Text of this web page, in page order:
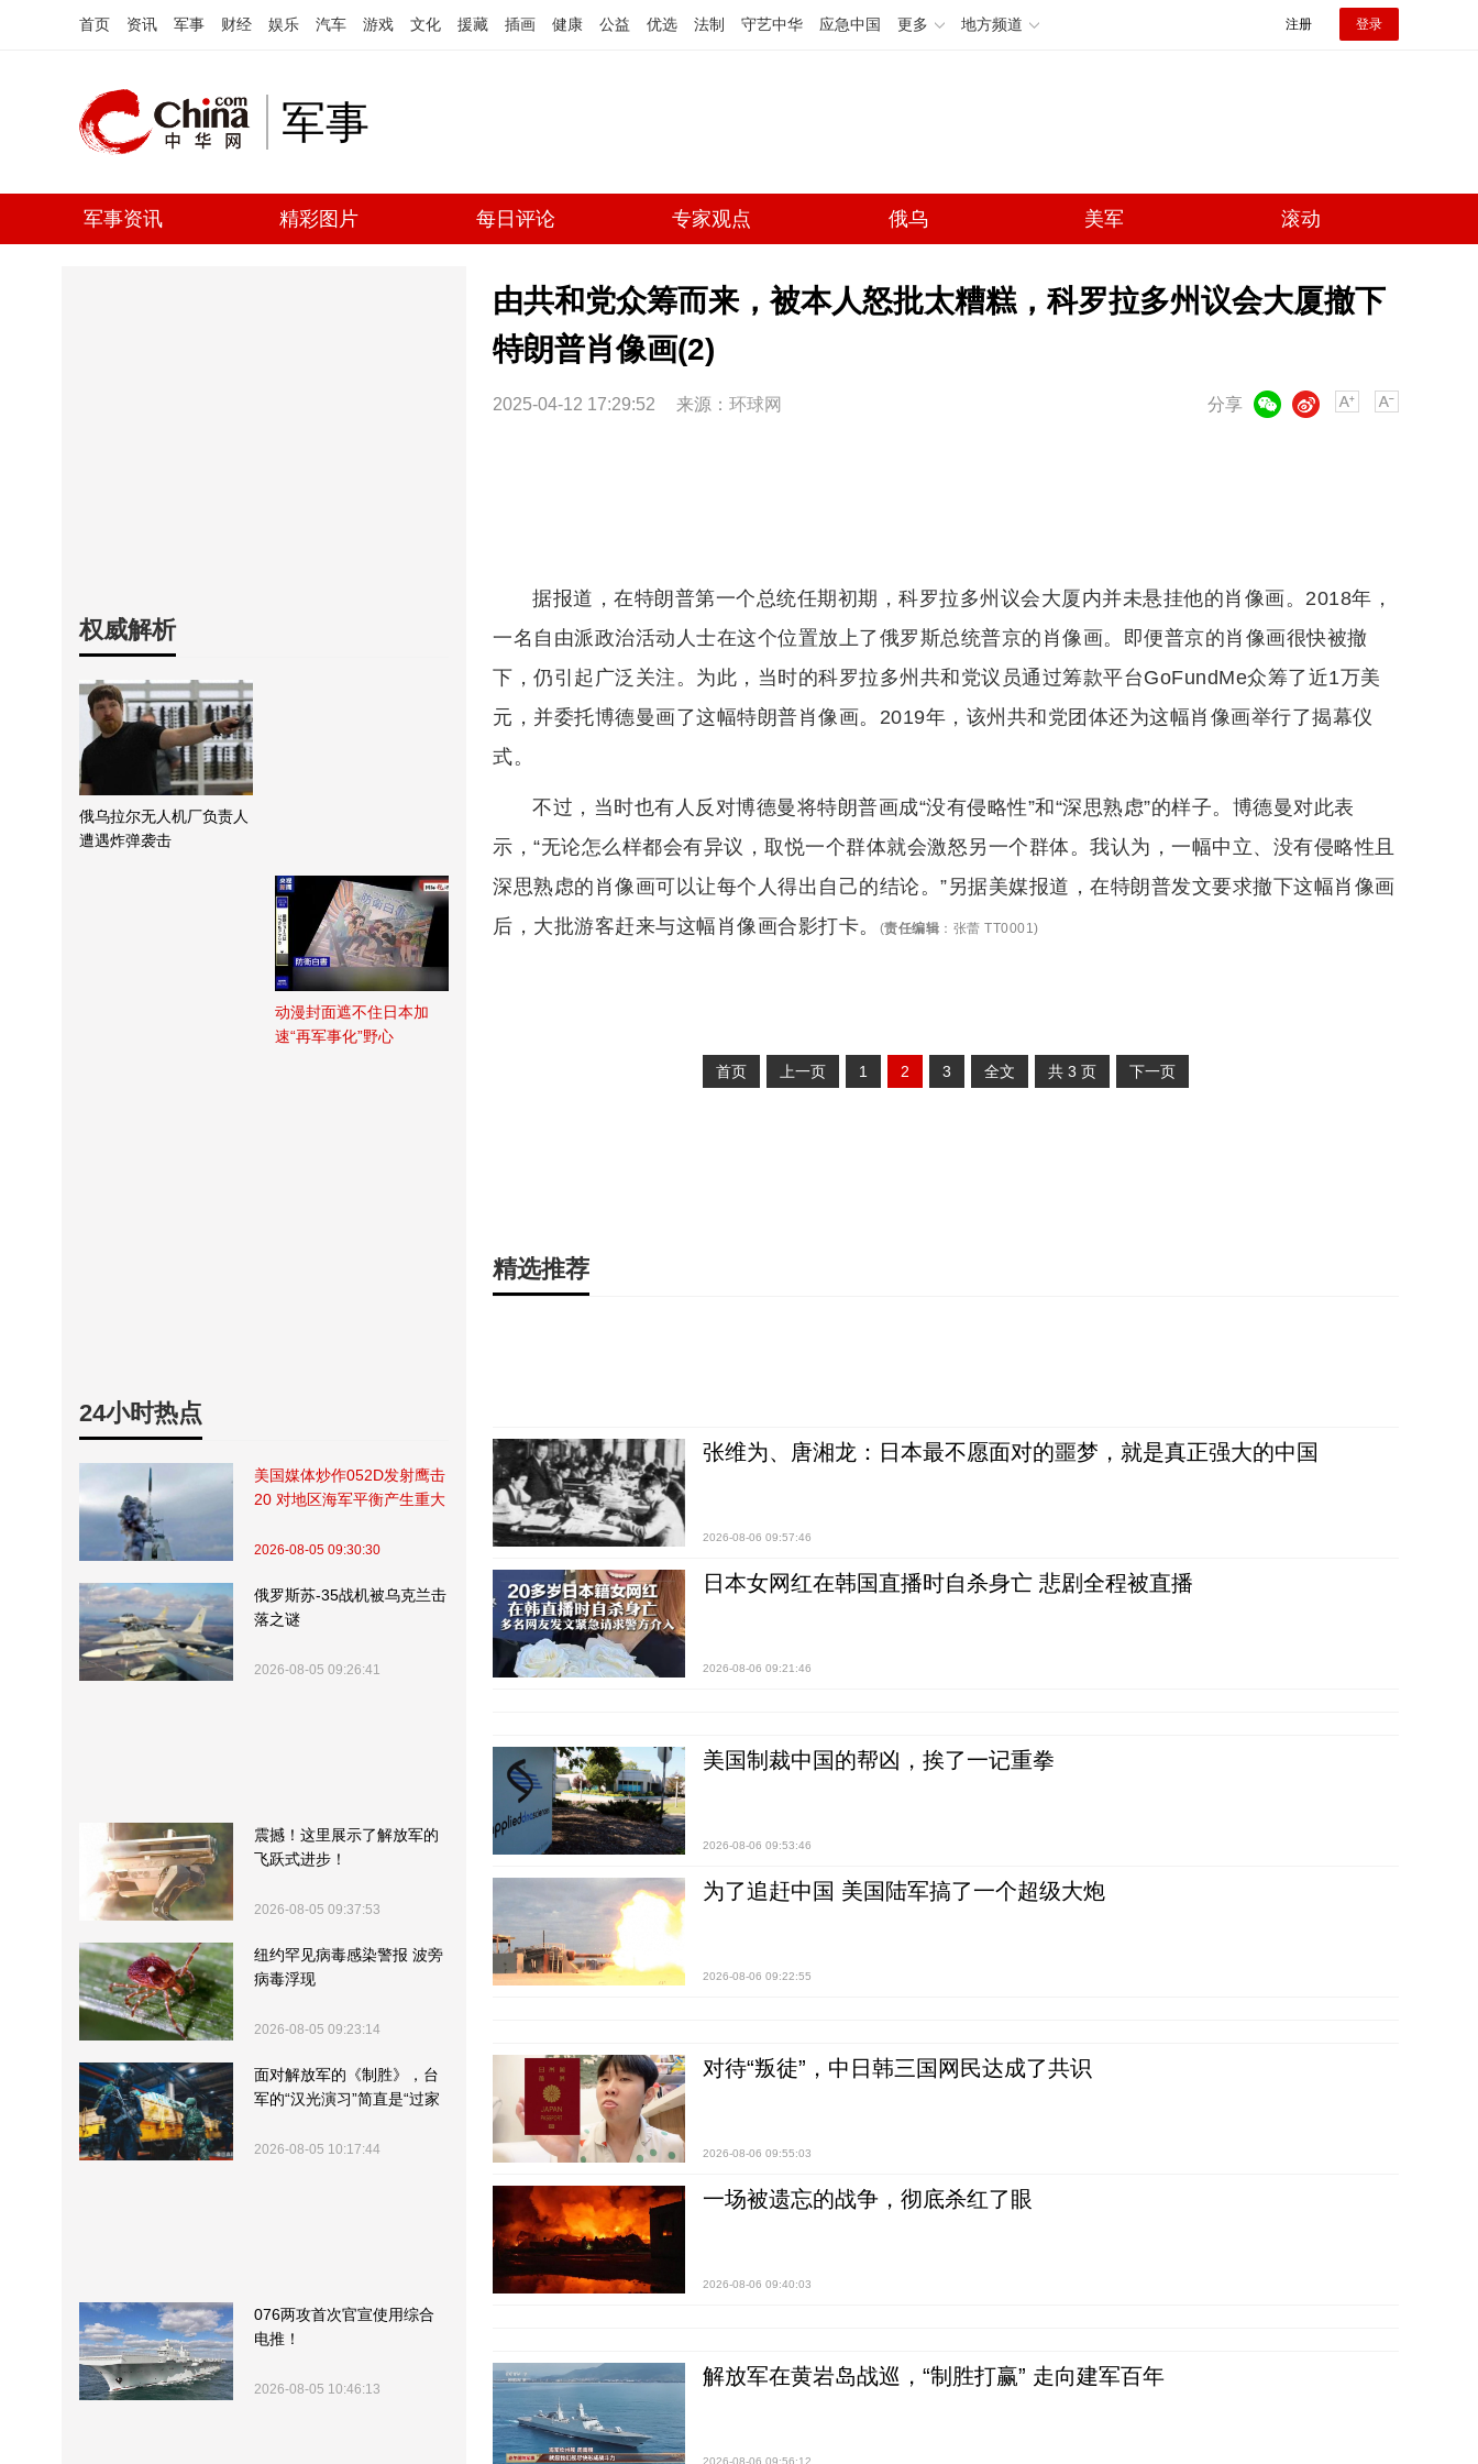
首页 资讯 军事 财经 娱乐 汽车 游戏 文化 援藏 插画 健康 公益 优选 法制 守艺中华 应急中国 更多 地方频道 注册 登录
军事
军事资讯 精彩图片 每日评论 专家观点 俄乌 美军 滚动
权威解析
俄乌拉尔无人机厂负责人
遭遇炸弹袭击
动漫封面遮不住日本加
速“再军事化”野心
24小时热点
美国媒体炒作052D发射鹰击
20 对地区海军平衡产生重大
2026-08-05 09:30:30
俄罗斯苏-35战机被乌克兰击
落之谜
2026-08-05 09:26:41
震撼！这里展示了解放军的
飞跃式进步！
2026-08-05 09:37:53
纽约罕见病毒感染警报 波旁
病毒浮现
2026-08-05 09:23:14
面对解放军的《制胜》，台
军的“汉光演习”简直是“过家
2026-08-05 10:17:44
076两攻首次官宣使用综合
电推！
2026-08-05 10:46:13
由共和党众筹而来，被本人怒批太糟糕，科罗拉多州议会大厦撤下
特朗普肖像画(2)
2025-04-12 17:29:52 来源： 环球网 分享
微博
据报道，在特朗普第一个总统任期初期，科罗拉多州议会大厦内并未悬挂他的肖像画。2018年，
一名自由派政治活动人士在这个位置放上了俄罗斯总统普京的肖像画。即便普京的肖像画很快被撤
下，仍引起广泛关注。为此，当时的科罗拉多州共和党议员通过筹款平台GoFundMe众筹了近1万美
元，并委托博德曼画了这幅特朗普肖像画。2019年，该州共和党团体还为这幅肖像画举行了揭幕仪
式。
不过，当时也有人反对博德曼将特朗普画成“没有侵略性”和“深思熟虑”的样子。博德曼对此表
示，“无论怎么样都会有异议，取悦一个群体就会激怒另一个群体。我认为，一幅中立、没有侵略性且
深思熟虑的肖像画可以让每个人得出自己的结论。”另据美媒报道，在特朗普发文要求撤下这幅肖像画
后，大批游客赶来与这幅肖像画合影打卡。
(责任编辑 ： 张蕾 TT0001)
首页 上一页 1 2 3 全文 共 3 页 下一页
精选推荐
张维为、唐湘龙：日本最不愿面对的噩梦，就是真正强大的中国
2026-08-06 09:57:46
日本女网红在韩国直播时自杀身亡 悲剧全程被直播
2026-08-06 09:21:46
美国制裁中国的帮凶，挨了一记重拳
2026-08-06 09:53:46
为了追赶中国 美国陆军搞了一个超级大炮
2026-08-06 09:22:55
对待“叛徒”，中日韩三国网民达成了共识
2026-08-06 09:55:03
一场被遗忘的战争，彻底杀红了眼
2026-08-06 09:40:03
解放军在黄岩岛战巡，“制胜打赢” 走向建军百年
2026-08-06 09:56:12